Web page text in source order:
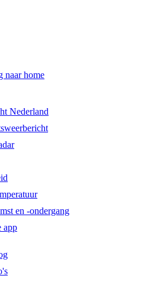
naar home
Nederland
en -ondergang
app